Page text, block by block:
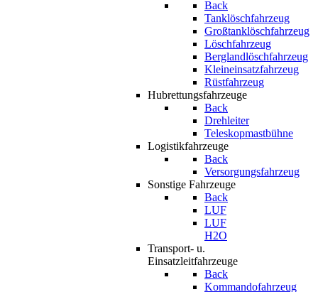
Back
Tanklöschfahrzeug
Großtanklöschfahrzeug
Löschfahrzeug
Berglandlöschfahrzeug
Kleineinsatzfahrzeug
Rüstfahrzeug
Hubrettungsfahrzeuge
Back
Drehleiter
Teleskopmastbühne
Logistikfahrzeuge
Back
Versorgungsfahrzeug
Sonstige Fahrzeuge
Back
LUF
LUF
H2O
Transport- u.
Einsatzleitfahrzeuge
Back
Kommandofahrzeug